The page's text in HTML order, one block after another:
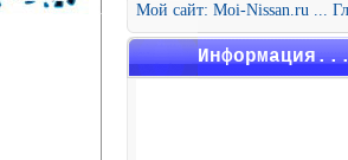
Мой сайт: Moi-Nissan.ru ...